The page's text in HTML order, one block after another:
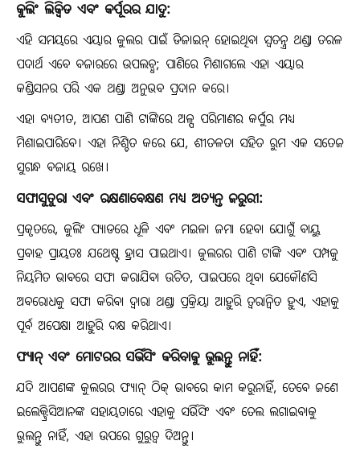
କୁଲିଂ ଲିକ୍ୱିଡ ଏବଂ କର୍ପୂରର ଯାଦୁ:
ଏହି ସମୟରେ ଏୟାର କୁଲର ପାଇଁ ଡିଜାଇନ୍ ହୋଇଥିବା ସ୍ୱତନ୍ତ୍ର ଥଣ୍ଡା ତରଳ
ପଦାର୍ଥ ଏବେ ବଜାରରେ ଉପଲବ୍ଧ; ପାଣିରେ ମିଶାଗଲେ ଏହା ଏୟାର
କଣ୍ଡିସନର ପରି ଏକ ଥଣ୍ଡା ଅନୁଭବ ପ୍ରଦାନ କରେ।
ଏହା ବ୍ୟତୀତ, ଆପଣ ପାଣି ଟାଙ୍କିରେ ଅଳ୍ପ ପରିମାଣର କର୍ପୁର ମଧ୍ୟ
ମିଶାଇପାରିବେ। ଏହା ନିଶ୍ଚିତ କରେ ଯେ, ଶୀତଳତା ସହିତ ରୁମ ଏକ ସତେଜ
ସୁଗନ୍ଧ ବଜାୟ ରଖେ।
ସଫାସୁତୁରା ଏବଂ ରକ୍ଷଣାବେକ୍ଷଣ ମଧ୍ୟ ଅତ୍ୟନ୍ତ ଜରୁରୀ:
ପ୍ରକୃତରେ, କୁଲିଂ ପ୍ୟାଡରେ ଧୂଳି ଏବଂ ମଇଳା ଜମା ହେବା ଯୋଗୁଁ ବାୟୁ
ପ୍ରବାହ ପ୍ରାୟତଃ ଯଥେଷ୍ଟ ହ୍ରାସ ପାଇଥାଏ। କୁଲରର ପାଣି ଟାଙ୍କି ଏବଂ ପମ୍ପକୁ
ନିୟମିତ ଭାବରେ ସଫା କରାଯିବା ଉଚିତ, ପାଇପରେ ଥିବା ଯେକୌଣସି
ଅବରୋଧକୁ ସଫା କରିବା ଦ୍ଵାରା ଥଣ୍ଡା ପ୍ରକ୍ରିୟା ଆହୁରି ତ୍ୱରାନ୍ୱିତ ହୁଏ, ଏହାକୁ
ପୂର୍ବ ଅପେକ୍ଷା ଆହୁରି ଦକ୍ଷ କରିଥାଏ।
ଫ୍ୟାନ୍ ଏବଂ ମୋଟରର ସର୍ଭିସିଂ କରିବାକୁ ଭୁଲନ୍ତୁ ନାହିଁ:
ଯଦି ଆପଣଙ୍କ କୁଲରର ଫ୍ୟାନ୍ ଠିକ୍ ଭାବରେ କାମ କରୁନାହିଁ, ତେବେ ଜଣେ
ଇଲେକ୍ଟ୍ରିସିଆନଙ୍କ ସହାୟତାରେ ଏହାକୁ ସର୍ଭିସିଂ ଏବଂ ତେଲ ଲଗାଇବାକୁ
ଭୁଲନ୍ତୁ ନାହିଁ, ଏହା ଉପରେ ଗୁରୁତ୍ୱ ଦିଅନ୍ତୁ।